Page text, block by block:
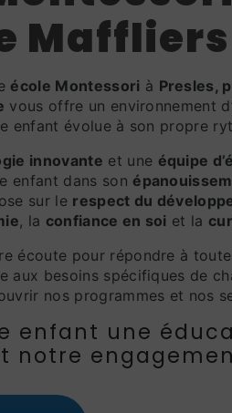
Maffliers
école Montessori à Presles,
vous offre un environnement
enfant évolue à son propre
innovante et une équipe
enfant dans son
sur le respect du
, la confiance en soi et la
écoute pour répondre à
aux besoins spécifiques de
nos programmes et nos
enfant une
notre